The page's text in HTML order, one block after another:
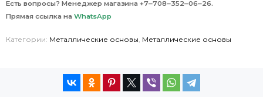
Есть вопросы? Менеджер магазина +7‒708‒352‒06‒26.
Прямая ссылка на WhatsApp
Категории: Металлические основы Металлические основы